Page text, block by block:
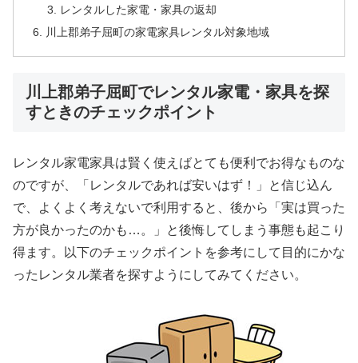
レンタルした家電・家具の返却
川上郡弟子屈町の家電家具レンタル対象地域
川上郡弟子屈町でレンタル家電・家具を探
すときのチェックポイント
レンタル家電家具は賢く使えばとても便利でお得なものな
のですが、「レンタルであれば安いはず！」と信じ込ん
で、よくよく考えないで利用すると、後から「実は買った
方が良かったのかも…。」と後悔してしまう事態も起こり
得ます。以下のチェックポイントを参考にして目的にかな
ったレンタル業者を探すようにしてみてください。